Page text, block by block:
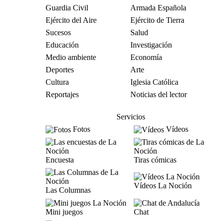
Guardia Civil
Armada Española
Ejército del Aire
Ejército de Tierra
Sucesos
Salud
Educación
Investigación
Medio ambiente
Economía
Deportes
Arte
Cultura
Iglesia Católica
Reportajes
Noticias del lector
Servicios
Fotos
Vídeos
Encuesta Tiras cómicas
Las Columnas
Vídeos La Noción
Mini juegos
Chat